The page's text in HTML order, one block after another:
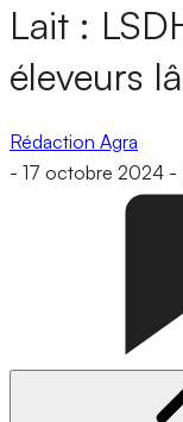
Lait :
éleveurs
Rédaction Agra
- 17 octobre 2024 -